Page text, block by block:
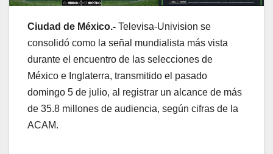
Ciudad de México.- Televisa-Univision se
consolidó como la señal mundialista más vista
durante el encuentro de las selecciones de
México e Inglaterra, transmitido el pasado
domingo 5 de julio, al registrar un alcance de más
de 35.8 millones de audiencia, según cifras de la
ACAM.